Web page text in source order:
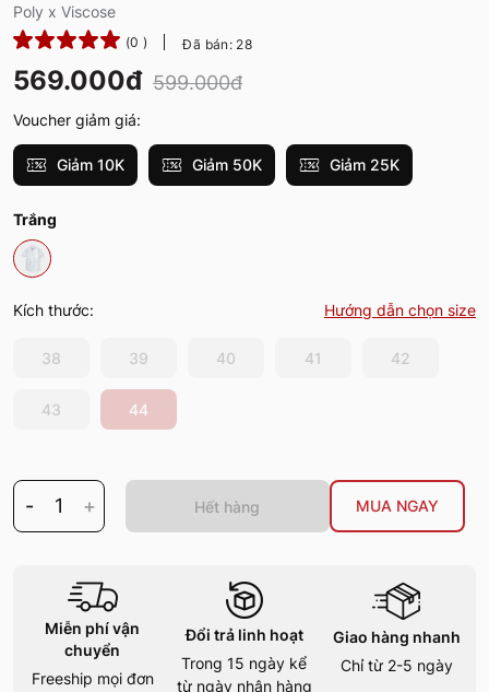
Poly x Viscose
(0 ) Đã bán: 28
569.000đ 599.000đ
Voucher giảm giá:
Giảm 10K Giảm 50K Giảm 25K
Trắng
Kích thước: Hướng dẫn chọn size
38 39 40 41 42
43 44
- 1 + Hết hàng MUA NGAY
Miễn phí vận
chuyển
Freeship mọi đơn
Đổi trả linh hoạt
Trong 15 ngày kể
từ ngày nhận hàng
Giao hàng nhanh
Chỉ từ 2-5 ngày